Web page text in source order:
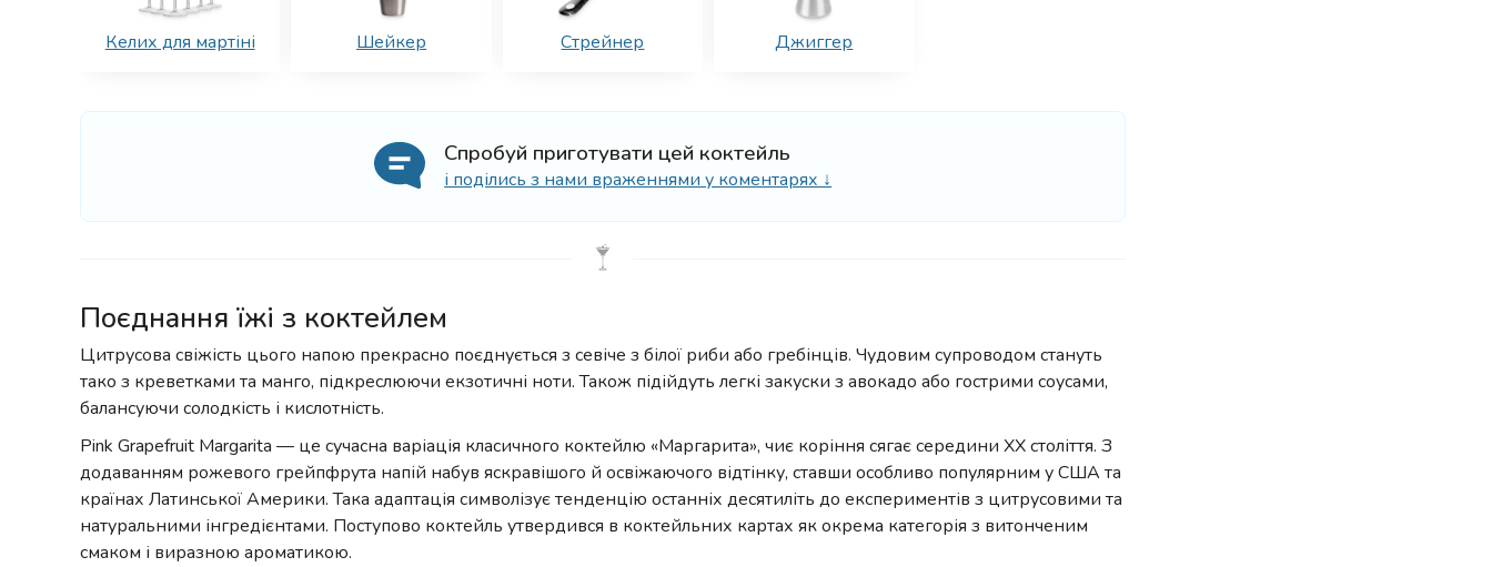
Келих для мартіні Шейкер Стрейнер Джиггер
Спробуй приготувати цей коктейль
і поділись з нами враженнями у коментарях ↓
Поєднання їжі з коктейлем
Цитрусова свіжість цього напою прекрасно поєднується з севіче з білої риби або гребінців. Чудовим супроводом стануть
тако з креветками та манго, підкреслюючи екзотичні ноти. Також підійдуть легкі закуски з авокадо або гострими соусами,
балансуючи солодкість і кислотність.
Pink Grapefruit Margarita — це сучасна варіація класичного коктейлю «Маргарита», чиє коріння сягає середини XX століття. З
додаванням рожевого грейпфрута напій набув яскравішого й освіжаючого відтінку, ставши особливо популярним у США та
країнах Латинської Америки. Така адаптація символізує тенденцію останніх десятиліть до експериментів з цитрусовими та
натуральними інгредієнтами. Поступово коктейль утвердився в коктейльних картах як окрема категорія з витонченим
смаком і виразною ароматикою.